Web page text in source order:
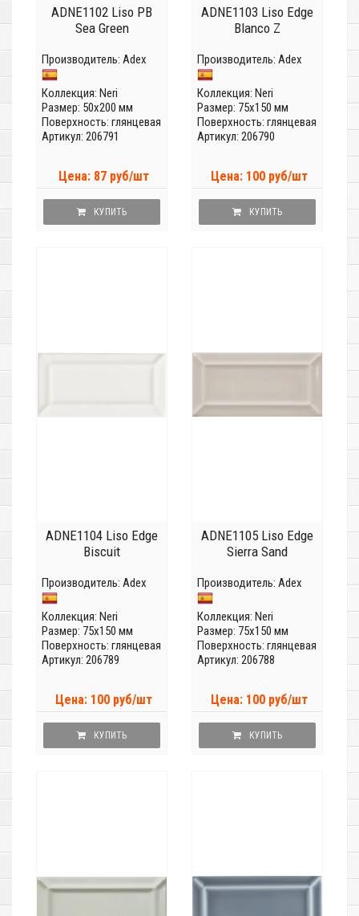
ADNE1102 Liso PB
Sea Green
Производитель: Adex
Коллекция: Neri
Размер: 50x200 мм
Поверхность: глянцевая
Артикул: 206791
Цена: 87 руб/шт
КУПИТЬ
ADNE1103 Liso Edge
Blanco Z
Производитель: Adex
Коллекция: Neri
Размер: 75x150 мм
Поверхность: глянцевая
Артикул: 206790
Цена: 100 руб/шт
КУПИТЬ
ADNE1104 Liso Edge
Biscuit
Производитель: Adex
Коллекция: Neri
Размер: 75x150 мм
Поверхность: глянцевая
Артикул: 206789
Цена: 100 руб/шт
КУПИТЬ
ADNE1105 Liso Edge
Sierra Sand
Производитель: Adex
Коллекция: Neri
Размер: 75x150 мм
Поверхность: глянцевая
Артикул: 206788
Цена: 100 руб/шт
КУПИТЬ